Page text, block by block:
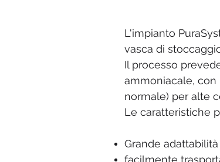
L'impianto
vasca di
Il processo
ammoniacale, con
normale) per alte
Le caratteristiche
Grande
facilmente